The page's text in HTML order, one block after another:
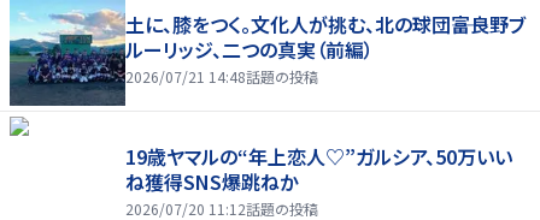
土に、膝をつく。文化人が挑む、北の球団――富良野ブ
ルーリッジ、二つの真実（前編）
2026/07/21 14:48話題の投稿
19歳ヤマルの“年上恋人♡”ガルシア、50万いい
ね獲得SNS爆跳ねか
2026/07/20 11:12話題の投稿